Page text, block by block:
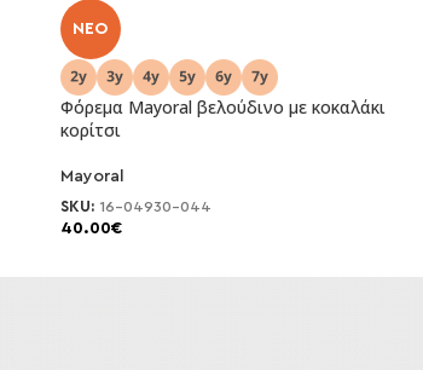
NEO
Φόρεμα Mayoral βελούδινο με κοκαλάκι
κορίτσι
Mayoral
SKU: 16-04930-044
40.00€